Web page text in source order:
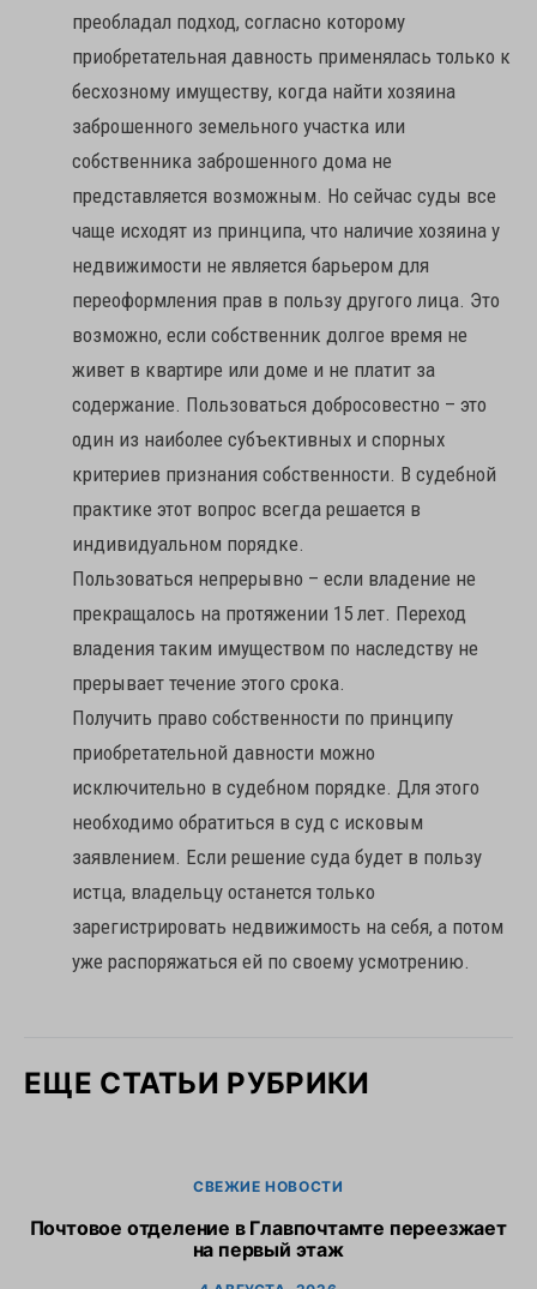
преобладал подход, согласно которому
приобретательная давность применялась только к
бесхозному имуществу, когда найти хозяина
заброшенного земельного участка или
собственника заброшенного дома не
представляется возможным. Но сейчас суды все
чаще исходят из принципа, что наличие хозяина у
недвижимости не является барьером для
переоформления прав в пользу другого лица. Это
возможно, если собственник долгое время не
живет в квартире или доме и не платит за
содержание. Пользоваться добросовестно – это
один из наиболее субъективных и спорных
критериев признания собственности. В судебной
практике этот вопрос всегда решается в
индивидуальном порядке.
Пользоваться непрерывно – если владение не
прекращалось на протяжении 15 лет. Переход
владения таким имуществом по наследству не
прерывает течение этого срока.
Получить право собственности по принципу
приобретательной давности можно
исключительно в судебном порядке. Для этого
необходимо обратиться в суд с исковым
заявлением. Если решение суда будет в пользу
истца, владельцу останется только
зарегистрировать недвижимость на себя, а потом
уже распоряжаться ей по своему усмотрению.
ЕЩЕ СТАТЬИ РУБРИКИ
СВЕЖИЕ НОВОСТИ
Почтовое отделение в Главпочтамте переезжает
на первый этаж